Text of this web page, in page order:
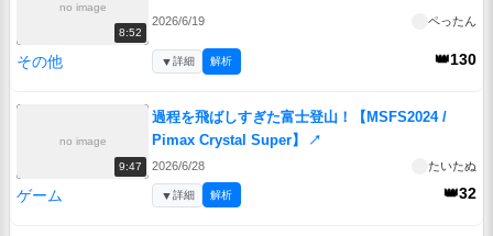
no image
8:52
2026/6/19 ペったん
その他 👑130
▼詳細 解析
no image
9:47
過程を飛ばしすぎた富士登山！【MSFS2024 /
Pimax Crystal Super】
↗
2026/6/28 たいたぬ
ゲーム 👑32
▼詳細 解析